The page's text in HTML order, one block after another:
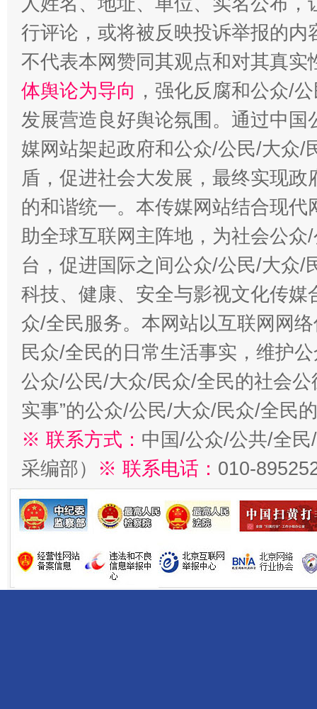
招工难、用工荒背后
行评论，或将被反映投诉举报的
不代表本网赞同其观点和对其真实
体舆论为导向 ，强化反腐和公众/
发展营造良好舆论氛围。通过中
媒网站架起政府和公众/公民/大众/
盾，促进社会大发展，最终实现
的和谐统一。本传媒网站结合现
助全球互联网主阵地，为社会公
台，促进国际之间公众/公民/大众/
科技、健康、安全与影视文化传
众/全民服务。本网站以互联网网
民众/全民的日常生活事实，维护
公众/公民/大众/民众/全民的社会公
实事”的公众/公民/大众/民众/全民
※ 联系方式： 中国/公众/公共/全
采编部） ※ 联系电话： 010-